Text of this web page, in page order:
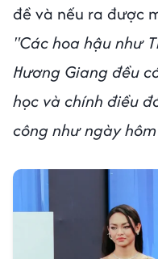
đề và nếu ra được
"Các hoa hậu như
Hương Giang đều
học và chính điều
công như ngày